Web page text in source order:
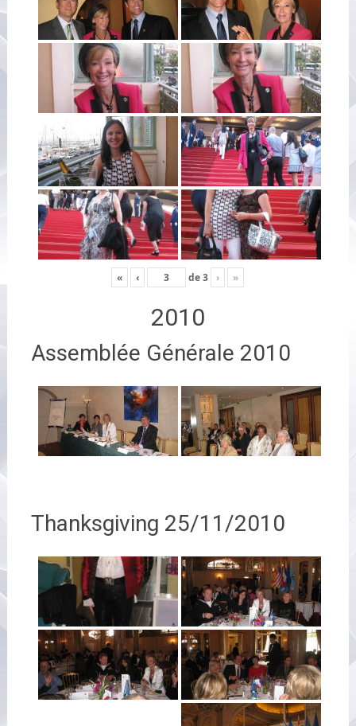
« ‹ de3 › »
2010
Assemblée Générale 2010
Thanksgiving 25/11/2010